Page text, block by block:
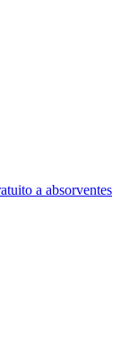
a absorventes